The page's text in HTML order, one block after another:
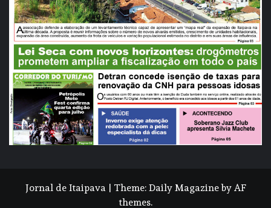
Jornal de Itaipava | Theme: Daily Magazineby AF
themes.